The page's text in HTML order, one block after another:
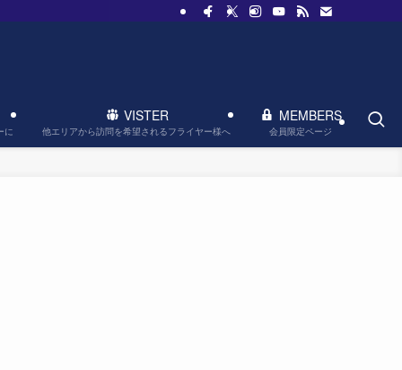
に
VISTER
他エリアから訪問を希望されるフライヤー様へ
MEMBERS
会員限定ページ